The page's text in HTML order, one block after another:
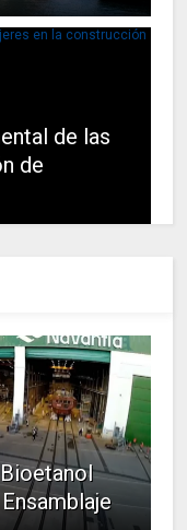
de las
de